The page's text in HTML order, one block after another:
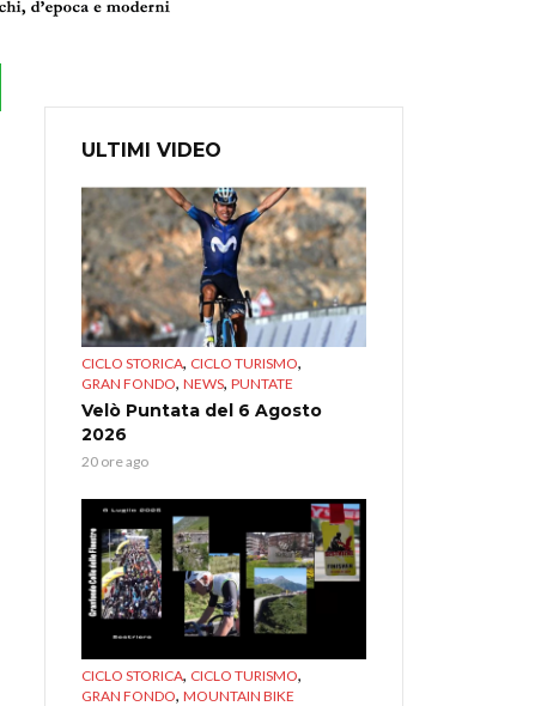
ULTIMI VIDEO
CICLO STORICA, CICLO TURISMO,
GRAN FONDO, NEWS, PUNTATE
Velò Puntata del 6 Agosto
2026
20 ore ago
CICLO STORICA, CICLO TURISMO,
GRAN FONDO, MOUNTAIN BIKE